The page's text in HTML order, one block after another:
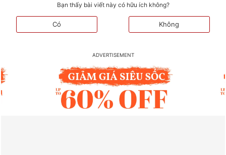
Bạn thấy bài viết này có hữu ích không?
Có Không